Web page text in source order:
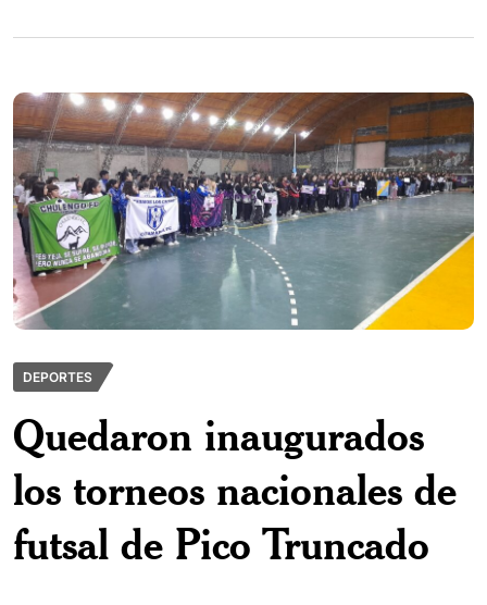
DEPORTES
Quedaron inaugurados
los torneos nacionales de
futsal de Pico Truncado